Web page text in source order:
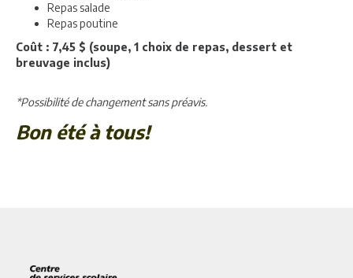
Repas salade
Repas poutine
Coût : 7,45 $ (soupe, 1 choix de repas, dessert et
breuvage inclus)
*Possibilité de changement sans préavis.
Bon été à tous!